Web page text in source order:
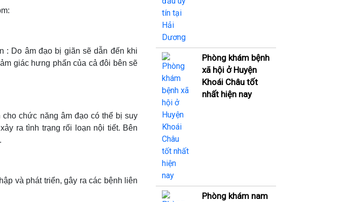
: Do âm đạo bị giãn sẽ dẫn đến khi
giác hưng phấn của cả đôi bên sẽ
chức năng âm đạo có thể bị suy
ra tình trạng rối loạn nội tiết. Bên
và phát triển, gây ra các bệnh liên
Phòng khám bệnh
xã hội ở Huyện
Khoái Châu tốt
nhất hiện nay
Phòng khám nam